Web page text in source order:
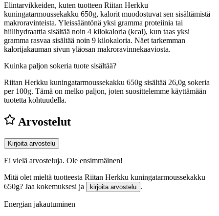
Elintarvikkeiden, kuten tuotteen Riitan Herkku
kuningatarmoussekakku 650g, kalorit muodostuvat sen sisältämistä
makroravinteista. Yleissääntönä yksi gramma proteiinia tai
hiilihydraattia sisältää noin 4 kilokaloria (kcal), kun taas yksi
gramma rasvaa sisältää noin 9 kilokaloria. Näet tarkemman
kalorijakauman sivun yläosan makroravinnekaaviosta.
Kuinka paljon sokeria tuote sisältää?
Riitan Herkku kuningatarmoussekakku 650g sisältää 26,0g sokeria
per 100g. Tämä on melko paljon, joten suosittelemme käyttämään
tuotetta kohtuudella.
Arvostelut
Kirjoita arvostelu
Ei vielä arvosteluja. Ole ensimmäinen!
Mitä olet mieltä tuotteesta Riitan Herkku kuningatarmoussekakku
650g? Jaa kokemuksesi ja
kirjoita arvostelu .
Energian jakautuminen